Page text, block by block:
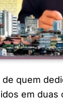
quem
em duas